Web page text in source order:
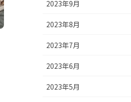
2023年9月
2023年8月
2023年7月
2023年6月
2023年5月